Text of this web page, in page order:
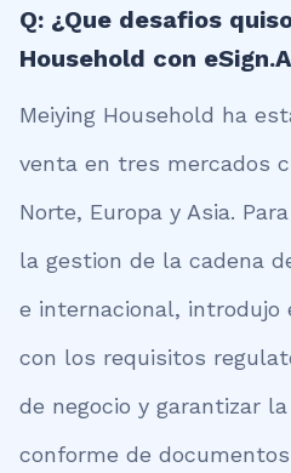
Q: ¿Que desafios
Household con
Meiying Household ha
venta en tres mercados
Norte, Europa y Asia.
la gestion de la cadena
e internacional, introdujo
con los requisitos
de negocio y garantizar
conforme de